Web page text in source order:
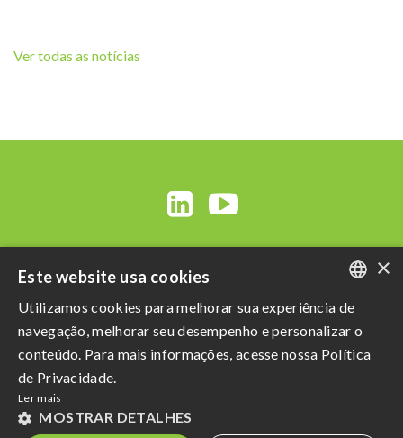
Ver todas as notícias
Razão Social: Açucareira Quatá S.A
CNPJ da Matriz: 60.855.574/0001-73
Política de Privacidade
PORTUGUESE
ENGLISH
×
Este website usa cookies
Utilizamos cookies para melhorar sua experiência de
navegação, melhorar seu desempenho e personalizar o
conteúdo. Para mais informações, acesse nossa Política
de Privacidade.
Ler mais
MOSTRAR DETALHES